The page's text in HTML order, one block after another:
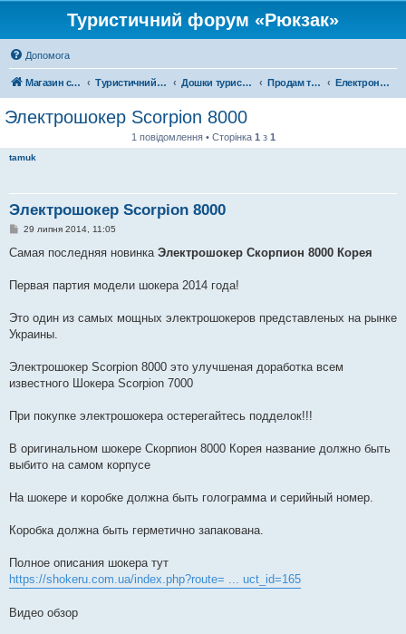
Туристичний форум «Рюкзак»
Допомога
Магазин спорядження Туристичний форум «Рюкзак» Дошки туристичних оголошень Продам туристичне спорядження Електроніка
Электрошокер Scorpion 8000
1 повідомлення • Сторінка 1 з 1
tamuk
Электрошокер Scorpion 8000
П
в
о
м
е
н
29 липня 2014, 11:05
Самая последняя новинка Электрошокер Скорпион 8000 Корея
Первая партия модели шокера 2014 года!
Это один из самых мощных электрошокеров представленых на рынке
Украины.
Электрошокер Scorpion 8000 это улучшеная доработка всем
известного Шокера Scorpion 7000
При покупке электрошокера остерегайтесь подделок!!!
В оригинальном шокере Скорпион 8000 Корея название должно быть
выбито на самом корпусе
На шокере и коробке должна быть голограмма и серийный номер.
Коробка должна быть герметично запакована.
Полное описания шокера тут
https://shokeru.com.ua/index.php?route= ... uct_id=165
Видео обзор